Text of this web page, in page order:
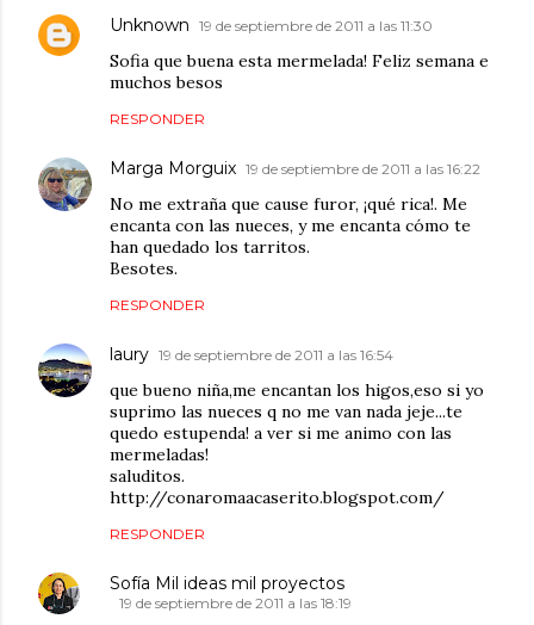
Unknown 19 de septiembre de 2011 a las 11:30
Sofia que buena esta mermelada! Feliz semana e
muchos besos
RESPONDER
Marga Morguix 19 de septiembre de 2011 a las 16:22
No me extraña que cause furor, ¡qué rica!. Me
encanta con las nueces, y me encanta cómo te
han quedado los tarritos.
Besotes.
RESPONDER
laury 19 de septiembre de 2011 a las 16:54
que bueno niña,me encantan los higos,eso si yo
suprimo las nueces q no me van nada jeje...te
quedo estupenda! a ver si me animo con las
mermeladas!
saluditos.
http://conaromaacaserito.blogspot.com/
RESPONDER
Sofía Mil ideas mil proyectos
19 de septiembre de 2011 a las 18:19